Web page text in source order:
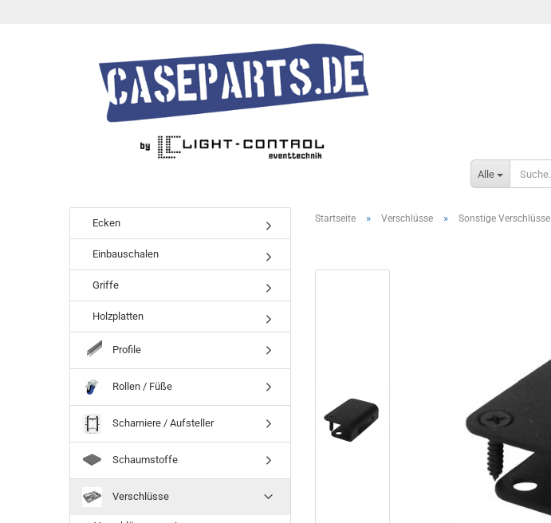
Alle
Startseite » Verschlüsse » Sonstige Verschlüsse
Ecken
Einbauschalen
Griffe
Holzplatten
Profile
Rollen / Füße
Scharniere / Aufsteller
Schaumstoffe
Verschlüsse